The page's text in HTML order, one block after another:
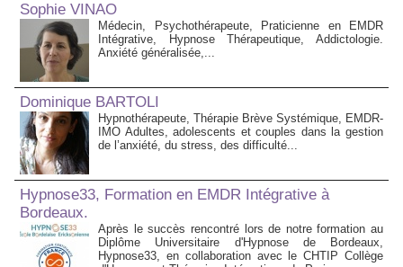
Sophie VINAO
Médecin, Psychothérapeute, Praticienne en EMDR
Intégrative, Hypnose Thérapeutique, Addictologie.
Anxiété généralisée,...
Dominique BARTOLI
Hypnothérapeute, Thérapie Brève Systémique, EMDR-
IMO Adultes, adolescents et couples dans la gestion
de l’anxiété, du stress, des difficulté...
Hypnose33, Formation en EMDR Intégrative à
Bordeaux.
Après le succès rencontré lors de notre formation au
Diplôme Universitaire d'Hypnose de Bordeaux,
Hypnose33, en collaboration avec le CHTIP Collège